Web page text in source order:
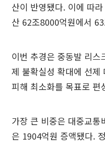
산이 반영됐다. 이에 따
산 62조8000억원에서
이번 추경은 중동발 리스
제 불확실성 확대에 선제
피해 최소화를 목표로 편
가장 큰 비중은 대중교
은 1904억원 증액됐다.